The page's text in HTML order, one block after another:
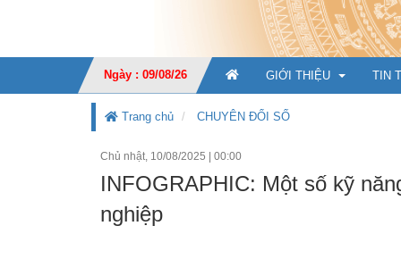
Ngày : 09/08/26 GIỚI THIỆU
CHỨC NĂNG, NHIỆM
TIN
Trang chủ CHUYÊN ĐỔI SỐ
Chủ nhật, 10/08/2025 | 00:00
INFOGRAPHIC: Một số kỹ
nghiệp